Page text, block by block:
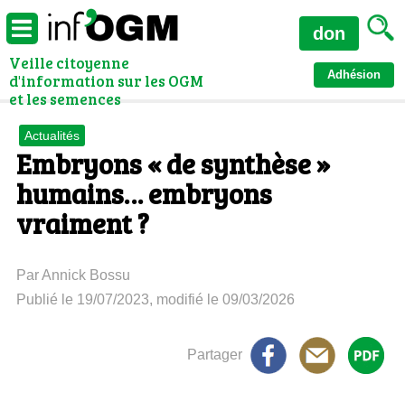
Veille citoyenne
d'information sur les OGM
et les semences
Adhésion
don
Actualités
Embryons « de synthèse »
humains… embryons
vraiment ?
Par Annick Bossu
Publié le 19/07/2023, modifié le 09/03/2026
Partager